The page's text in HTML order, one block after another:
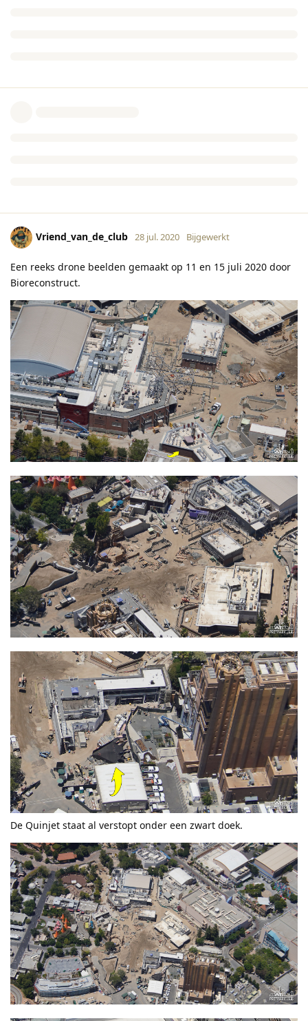
Vriend_van_de_club 28 jul. 2020 Bijgewerkt
Een reeks drone beelden gemaakt op 11 en 15 juli 2020 door
Bioreconstruct.
De Quinjet staat al verstopt onder een zwart doek.